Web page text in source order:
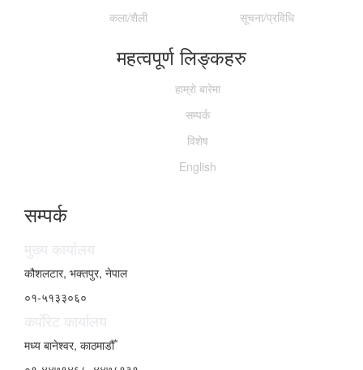
कला/शैली
सूचना/प्रविधि
महत्वपूर्ण लिङ्कहरु
हाम्राे बारेमा
सम्पर्क
विशेष
English
सम्पर्क
मुख्य कार्यालय
कौशलटार, भक्तपुर, नेपाल
०१-५१३३०६०
कर्पाेरेट कार्यालय
मध्य बानेश्वर, काठमाडौँ